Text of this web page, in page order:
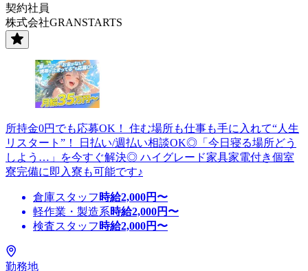
契約社員
株式会社GRANSTARTS
所持金0円でも応募OK！ 住む場所も仕事も手に入れて“人生
リスタート”！ 日払い/週払い相談OK◎「今日寝る場所どう
しよう…」を今すぐ解決◎ ハイグレード家具家電付き個室
寮完備に即入寮も可能です♪
倉庫スタッフ 時給2,000円〜
軽作業・製造系時給2,000円〜
検査スタッフ 時給2,000円〜
勤務地